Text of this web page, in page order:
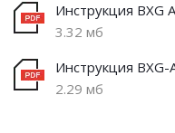
Инструкция BXG
3.32 мб
Инструкция BXG-
2.29 мб